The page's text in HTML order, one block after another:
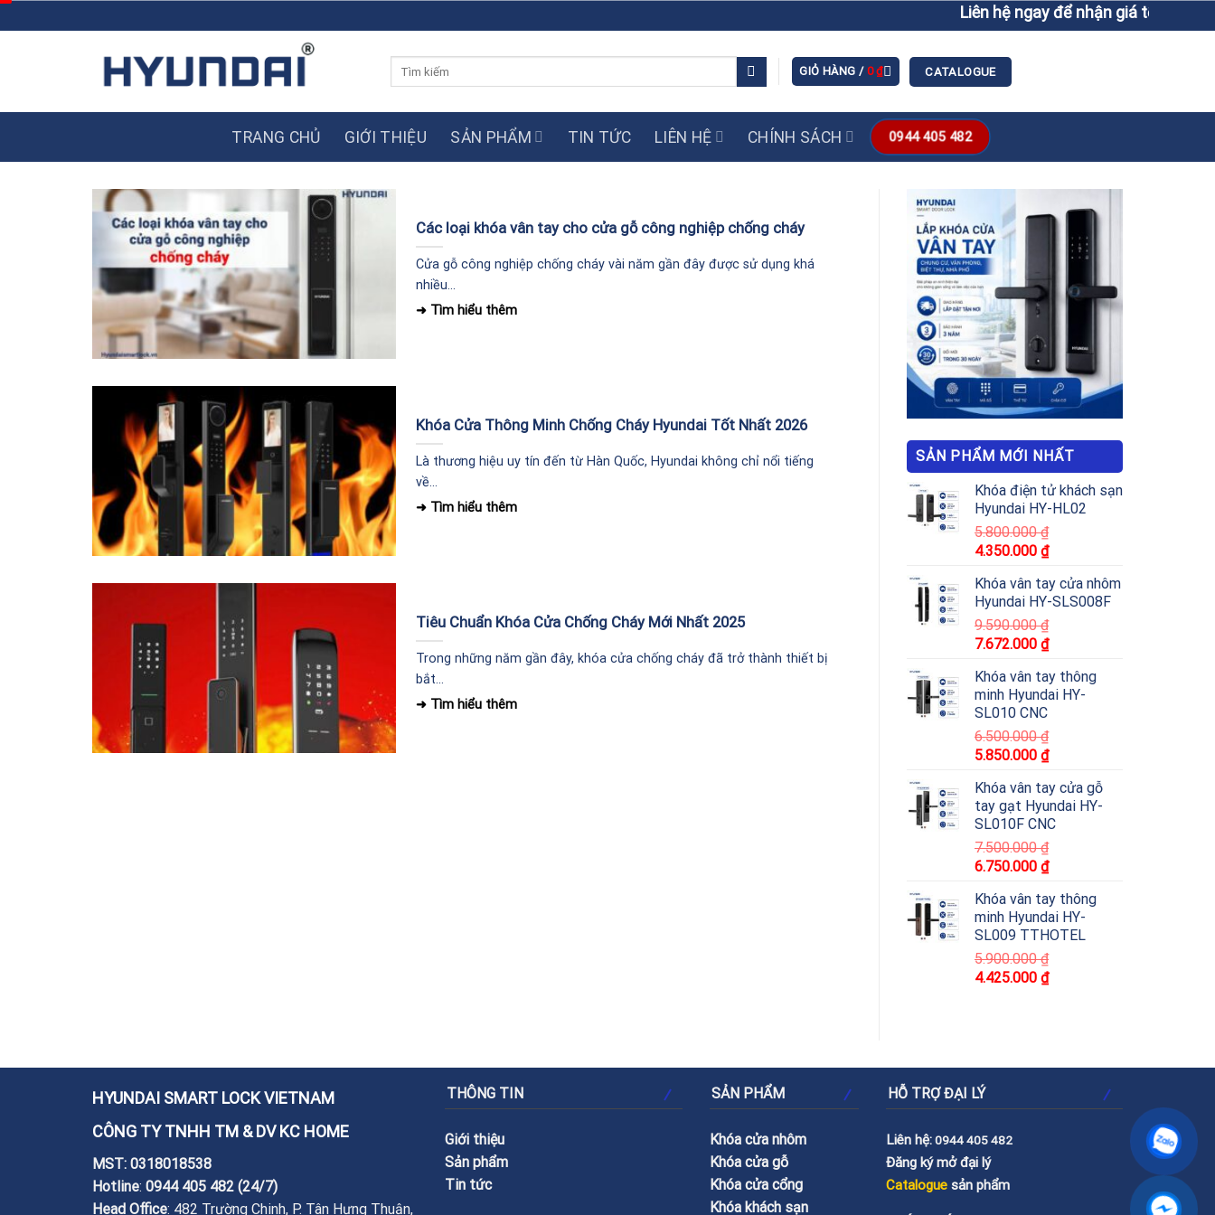
to
Liên hệ ngay để nhận giá tốt hơn giá
GIỎ HÀNG / 0₫ CATALOGUE
TRANG CHỦ GIỚI THIỆU SẢN PHẨM TIN TỨC LIÊN HỆ CHÍNH SÁCH 0944 405 482
Các loại khóa vân tay cho cửa gỗ công nghiệp chống cháy
Cửa gỗ công nghiệp chống cháy vài năm gần đây được sử dụng khá
nhiều...
Khóa Cửa Thông Minh Chống Cháy Hyundai Tốt Nhất 2026
Là thương hiệu uy tín đến từ Hàn Quốc, Hyundai không chỉ nổi tiếng
về...
Tiêu Chuẩn Khóa Cửa Chống Cháy Mới Nhất 2025
Trong những năm gần đây, khóa cửa chống cháy đã trở thành thiết bị
bắt...
SẢN PHẨM MỚI NHẤT
Khóa điện tử khách sạn
Hyundai HY-HL02
5.800.000₫
4.350.000 ₫
Khóa vân tay cửa nhôm
Hyundai HY-SLS008F
9.590.000₫
7.672.000 ₫
Khóa vân tay thông
minh Hyundai HY-
SL010 CNC
6.500.000₫
5.850.000 ₫
Khóa vân tay cửa gỗ
tay gạt Hyundai HY-
SL010F CNC
7.500.000₫
6.750.000 ₫
Khóa vân tay thông
minh Hyundai HY-
SL009 TTHOTEL
5.900.000₫
4.425.000 ₫
HYUNDAI SMART LOCK VIETNAM
CÔNG TY TNHH TM & DV KC HOME
MST: 0318018538
Hotline: 0944 405 482 (24/7)
Head Office: 482 Trường Chinh, P. Tân Hưng Thuận,
THÔNG TIN
Giới thiệu
Sản phẩm
Tin tức
SẢN PHẨM
Khóa cửa nhôm
Khóa cửa gỗ
Khóa cửa cổng
Khóa khách sạn
HỖ TRỢ ĐẠI LÝ
Liên hệ:0944 405 482
Đăng ký mở đại lý
Cataloguesản phẩm